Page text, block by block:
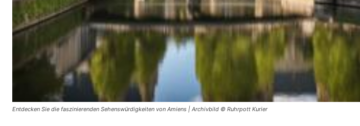
Entdecken Sie die faszinierenden Sehenswürdigkeiten von Amiens | Archivbild © Ruhrpott Kurier